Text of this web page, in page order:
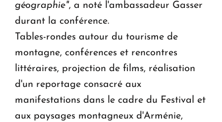
géographie", a noté l'ambassadeur Gasser
durant la conférence.
Tables-rondes autour du tourisme de
montagne, conférences et rencontres
littéraires, projection de films, réalisation
d'un reportage consacré aux
manifestations dans le cadre du Festival et
aux paysages montagneux d'Arménie,